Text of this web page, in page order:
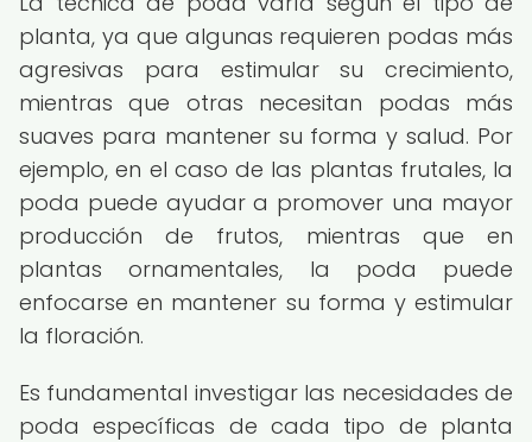
planta, ya que algunas requieren podas más
agresivas para estimular su crecimiento,
mientras que otras necesitan podas más
suaves para mantener su forma y salud. Por
ejemplo, en el caso de las plantas frutales, la
poda puede ayudar a promover una mayor
producción de frutos, mientras que en
plantas ornamentales, la poda puede
enfocarse en mantener su forma y estimular
la floración.
Es fundamental investigar las necesidades de
poda específicas de cada tipo de planta